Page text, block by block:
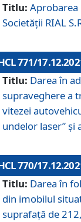
Titlu: Aprobarea
Societăţii RIAL
771/
Titlu: Darea în
supraveghere a
vitezei
undelor laser” și
770/
Titlu: Darea în
din imobilul
suprafaţă de